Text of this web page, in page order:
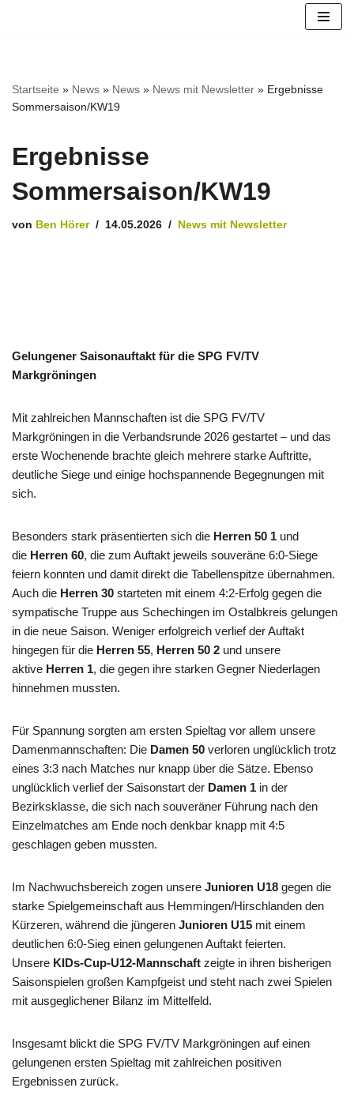
Startseite » News » News » News mit Newsletter » Ergebnisse
Sommersaison/KW19
Ergebnisse
Sommersaison/KW19
von Ben Hörer 14.05.2026 News mit Newsletter
Gelungener Saisonauftakt für die SPG FV/TV
Markgröningen
Mit zahlreichen Mannschaften ist die SPG FV/TV
Markgröningen in die Verbandsrunde 2026 gestartet – und das
erste Wochenende brachte gleich mehrere starke Auftritte,
deutliche Siege und einige hochspannende Begegnungen mit
sich.
Besonders stark präsentierten sich die Herren 50 1 und
die Herren 60, die zum Auftakt jeweils souveräne 6:0-Siege
feiern konnten und damit direkt die Tabellenspitze übernahmen.
Auch die Herren 30 starteten mit einem 4:2-Erfolg gegen die
sympatische Truppe aus Schechingen im Ostalbkreis gelungen
in die neue Saison. Weniger erfolgreich verlief der Auftakt
hingegen für die Herren 55, Herren 50 2 und unsere
aktive Herren 1, die gegen ihre starken Gegner Niederlagen
hinnehmen mussten.
Für Spannung sorgten am ersten Spieltag vor allem unsere
Damenmannschaften: Die Damen 50 verloren unglücklich trotz
eines 3:3 nach Matches nur knapp über die Sätze. Ebenso
unglücklich verlief der Saisonstart der Damen 1 in der
Bezirksklasse, die sich nach souveräner Führung nach den
Einzelmatches am Ende noch denkbar knapp mit 4:5
geschlagen geben mussten.
Im Nachwuchsbereich zogen unsere Junioren U18 gegen die
starke Spielgemeinschaft aus Hemmingen/Hirschlanden den
Kürzeren, während die jüngeren Junioren U15 mit einem
deutlichen 6:0-Sieg einen gelungenen Auftakt feierten.
Unsere KIDs-Cup-U12-Mannschaft zeigte in ihren bisherigen
Saisonspielen großen Kampfgeist und steht nach zwei Spielen
mit ausgeglichener Bilanz im Mittelfeld.
Insgesamt blickt die SPG FV/TV Markgröningen auf einen
gelungenen ersten Spieltag mit zahlreichen positiven
Ergebnissen zurück.